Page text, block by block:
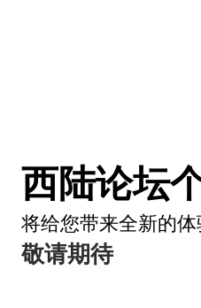
西陆论坛
将给您带来全新的体
敬请期待